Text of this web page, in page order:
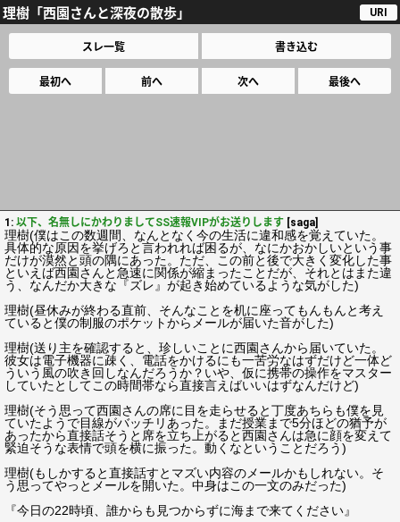
理樹「西園さんと深夜の散歩」 URI
スレ一覧 書き込む
最初へ 前へ 次へ 最後へ
1: 以下、名無しにかわりましてSS速報VIPがお送りします [saga]
理樹(僕はこの数週間、なんとなく今の生活に違和感を覚えていた。
具体的な原因を挙げろと言われれば困るが、なにかおかしいという事
だけが漠然と頭の隅にあった。ただ、この前と後で大きく変化した事
といえば西園さんと急速に関係が縮まったことだが、それとはまた違
う、なんだか大きな『ズレ』が起き始めているような気がした)
理樹(昼休みが終わる直前、そんなことを机に座ってもんもんと考え
ていると僕の制服のポケットからメールが届いた音がした)
理樹(送り主を確認すると、珍しいことに西園さんから届いていた。
彼女は電子機器に疎く、電話をかけるにも一苦労なはずだけど一体ど
ういう風の吹き回しなんだろうか？いや、仮に携帯の操作をマスター
していたとしてこの時間帯なら直接言えばいいはずなんだけど)
理樹(そう思って西園さんの席に目を走らせると丁度あちらも僕を見
ていたようで目線がバッチリあった。まだ授業まで5分ほどの猶予が
あったから直接話そうと席を立ち上がると西園さんは急に顔を変えて
緊迫そうな表情で頭を横に振った。動くなということだろう)
理樹(もしかすると直接話すとマズい内容のメールかもしれない。そ
う思ってやっとメールを開いた。中身はこの一文のみだった)
『今日の22時頃、誰からも見つからずに海まで来てください』